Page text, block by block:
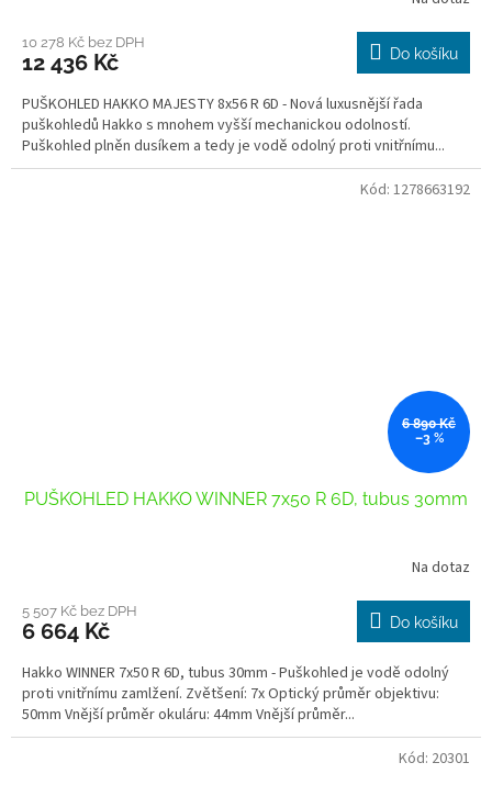
produktu
je
z
5
hvězdiček.
10 278 Kč bez DPH
12 436 Kč Do košíku
PUŠKOHLED HAKKO MAJESTY 8x56 R 6D - Nová luxusnější řada
puškohledů Hakko s mnohem vyšší mechanickou odolností.
Puškohled plněn dusíkem a tedy je vodě odolný proti vnitřnímu...
6 890 Kč
–3 %
PUŠKOHLED HAKKO WINNER 7x50 R 6D, tubus 30mm
produktu
je
z
5
hvězdiček.
Na dotaz
5 507 Kč bez DPH
6 664 Kč Do košíku
Hakko WINNER 7x50 R 6D, tubus 30mm - Puškohled je vodě odolný
proti vnitřnímu zamlžení. Zvětšení: 7x Optický průměr objektivu:
50mm Vnější průměr okuláru: 44mm Vnější průměr...
Kód: 1278663192
Kód: 20301